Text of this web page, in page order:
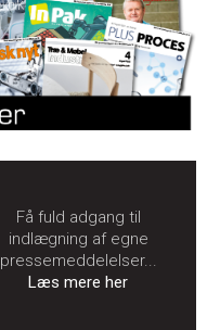
Få fuld adgang til
indlægning af egne
pressemeddelelser...
Læs mere her